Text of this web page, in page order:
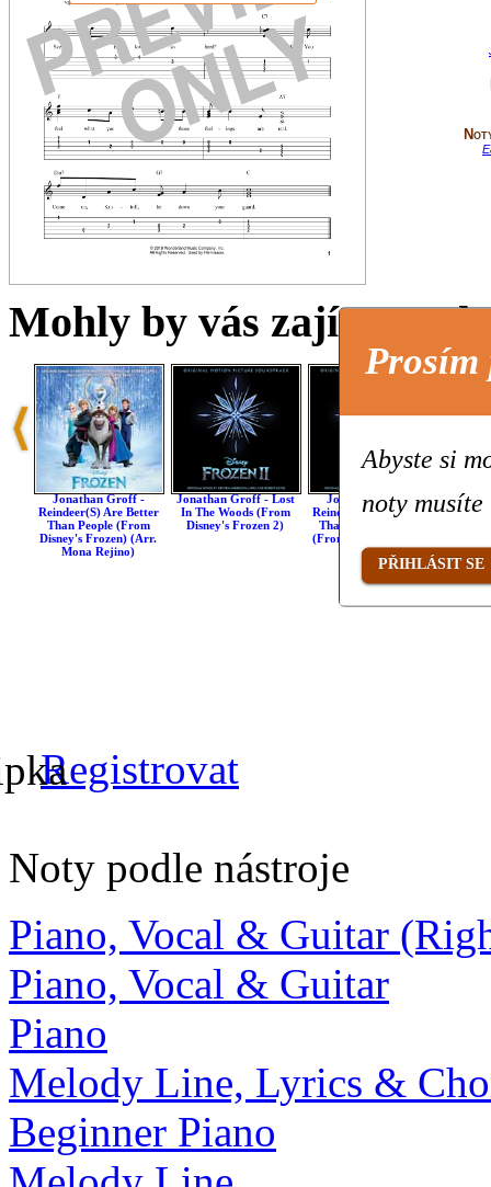
Mohly by vás zajímat
Jonathan Groff -
Reindeer(s) Are Better
Than People (from
Disney's Frozen) (arr.
Mona Rejino)
Jonathan Groff - Lost
In The Woods (from
Disney's Frozen 2)
Jonathan Groff -
Reindeer(s) Are Better
Than People (Cont.)
(from Disney's Frozen
2)
In
Registrovat
Noty podle nástroje
Piano, Vocal & Guitar
Piano, Vocal & Guitar
Piano
Melody Line, Lyrics &
Beginner Piano
Prosím
Abyste si
noty
PŘIHLÁSIT SE